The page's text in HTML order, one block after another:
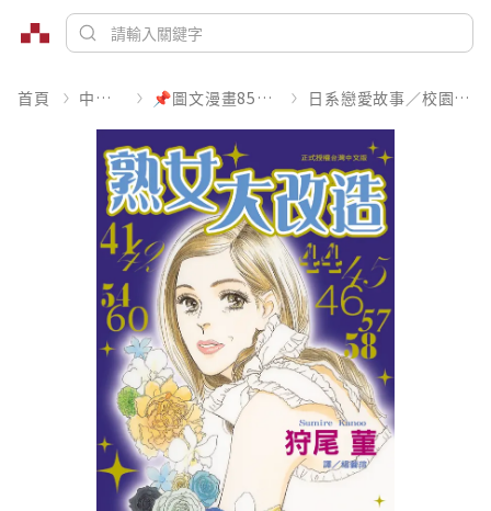
首頁 中文書 📌圖文漫畫85折起 日系戀愛故事／校園青春